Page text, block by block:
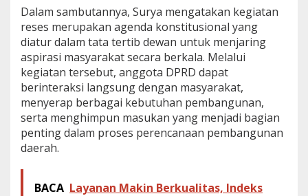
a
r
a
k
a
t
Dalam sambutannya, Surya mengatakan kegiatan
reses merupakan agenda konstitusional yang
diatur dalam tata tertib dewan untuk menjaring
aspirasi masyarakat secara berkala. Melalui
kegiatan tersebut, anggota DPRD dapat
berinteraksi langsung dengan masyarakat,
menyerap berbagai kebutuhan pembangunan,
serta menghimpun masukan yang menjadi bagian
penting dalam proses perencanaan pembangunan
daerah.
BACA Layanan Makin Berkualitas, Indeks